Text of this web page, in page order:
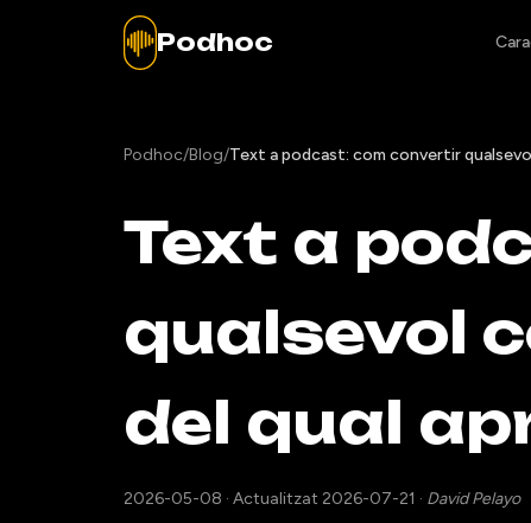
Podhoc
Podhoc/Blog/Text a podcast: com convertir
Text a
qualsevol
del qual
2026-05-08 · Actualitzat 2026-07-21 · David Pelayo